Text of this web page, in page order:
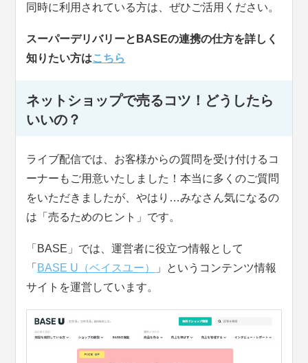
同時に利用されている方は、ぜひご活用ください。
スーパーデリバリーとBASEの連携の仕方を詳しく
知りたい方はこちら
ネットショップで売るコツ！どうしたら
いいの？
ライブ配信では、お客様からの質問を受け付けるコ
ーナーもご用意いたしました！本当に多くのご質問
をいただきましたが、やはり…みなさん気になるの
は「売るためのヒント」です。
「BASE」では、運営者に役立つ情報として
「 BASE U（ベイスユー）
」というコンテンツ情報
サイトを運営しています。